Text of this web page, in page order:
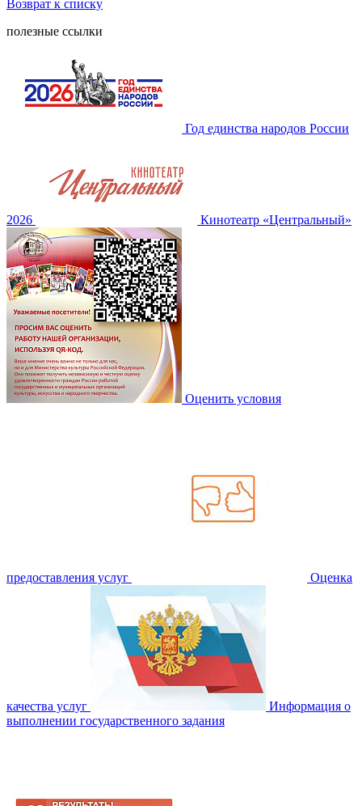
Возврат к списку
полезные ссылки
Год единства народов России
2026 Кинотеатр «Центральный»
Оценить условия
предоставления услуг Оценка
качества услуг
Информация о
выполнении государственного задания